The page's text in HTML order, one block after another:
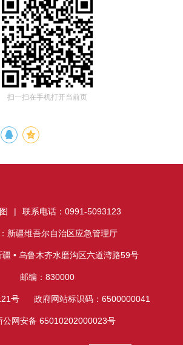
扫一扫在手机打开当前页
| 联系电话：0991-5093123
新疆维吾尔自治区应急管理厅
疆 • 乌鲁木齐水磨沟区六道湾路59号
邮编：830000
号 政府网站标识码：6500000041
公网安备 65010202000023号